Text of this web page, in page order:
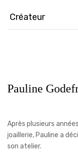
Créateur
Pauline
Après plusieurs
joaillerie, Pauline a
son atelier.